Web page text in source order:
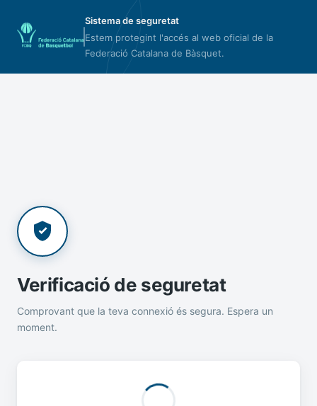
Sistema de seguretat
Estem protegint l'accés al web oficial de la
Federació Catalana de Bàsquet.
Verificació de seguretat
Comprovant que la teva connexió és segura. Espera un
moment.